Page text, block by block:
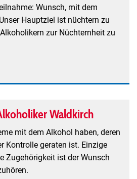
Wunsch, mit dem
Hauptziel ist nüchtern zu
zur Nüchternheit zu
Waldkirch
mit dem Alkohol haben, deren
Kontrolle geraten ist. Einzige
Zugehörigkeit ist der Wunsch